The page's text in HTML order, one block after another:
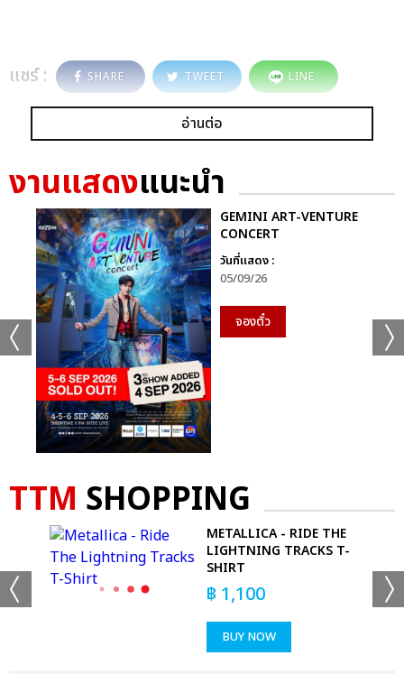
แชร์ : SHARE TWEET LINE
อ่านต่อ
งานแสดงแนะนำ
GEMINI ART-VENTURE
CONCERT
วันที่แสดง :
05/09/26
จองตั๋ว
TTM SHOPPING
METALLICA - RIDE THE
LIGHTNING TRACKS T-
SHIRT
฿ 1,100
BUY NOW